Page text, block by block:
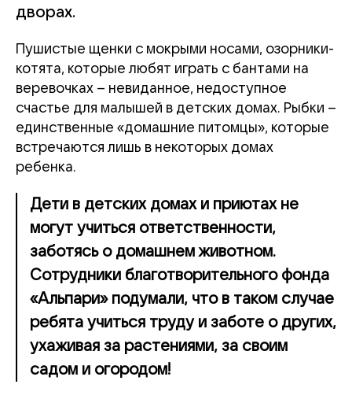
дворах.
Пушистые щенки с мокрыми носами, озорники-
котята, которые любят играть с бантами на
веревочках – невиданное, недоступное
счастье для малышей в детских домах. Рыбки –
единственные «домашние питомцы», которые
встречаются лишь в некоторых домах
ребенка.
Дети в детских домах и приютах не
могут учиться ответственности,
заботясь о домашнем животном.
Сотрудники благотворительного фонда
«Альпари» подумали, что в таком случае
ребята учиться труду и заботе о других,
ухаживая за растениями, за своим
садом и огородом!